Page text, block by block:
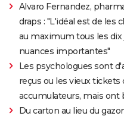
Alvaro Fernandez,
draps : "L'idéal est de les
au maximum tous les dix
nuances importantes"
Les psychologues sont
reçus ou les vieux tickets
accumulateurs, mais ont
Du carton au lieu du